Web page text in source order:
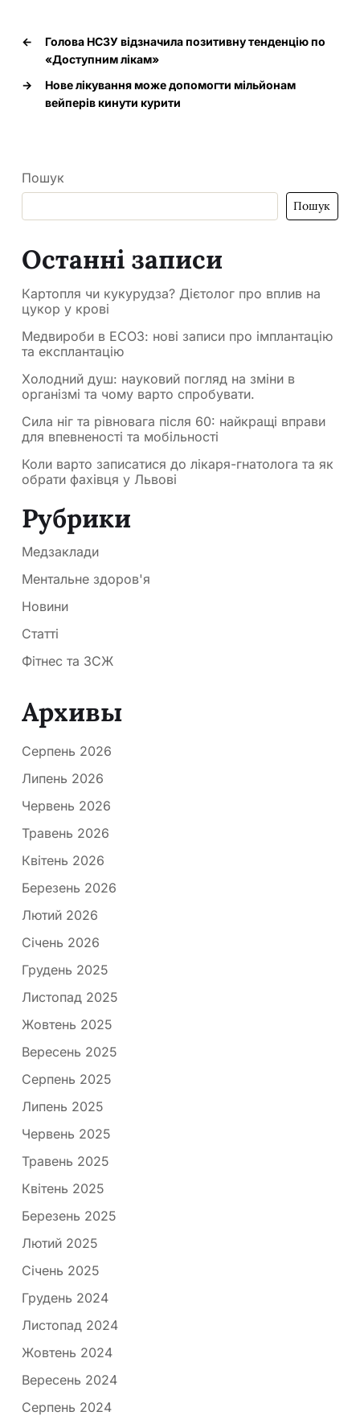
←
Голова НСЗУ відзначила позитивну тенденцію по
«Доступним лікам»
→
Нове лікування може допомогти мільйонам
вейперів кинути курити
Пошук
Пошук
Останні записи
Картопля чи кукурудза? Дієтолог про вплив на
цукор у крові
Медвироби в ЕСОЗ: нові записи про імплантацію
та експлантацію
Холодний душ: науковий погляд на зміни в
організмі та чому варто спробувати.
Сила ніг та рівновага після 60: найкращі вправи
для впевненості та мобільності
Коли варто записатися до лікаря-гнатолога та як
обрати фахівця у Львові
Рубрики
Медзаклади
Ментальне здоров'я
Новини
Статті
Фітнес та ЗСЖ
Архивы
Серпень 2026
Липень 2026
Червень 2026
Травень 2026
Квітень 2026
Березень 2026
Лютий 2026
Січень 2026
Грудень 2025
Листопад 2025
Жовтень 2025
Вересень 2025
Серпень 2025
Липень 2025
Червень 2025
Травень 2025
Квітень 2025
Березень 2025
Лютий 2025
Січень 2025
Грудень 2024
Листопад 2024
Жовтень 2024
Вересень 2024
Серпень 2024